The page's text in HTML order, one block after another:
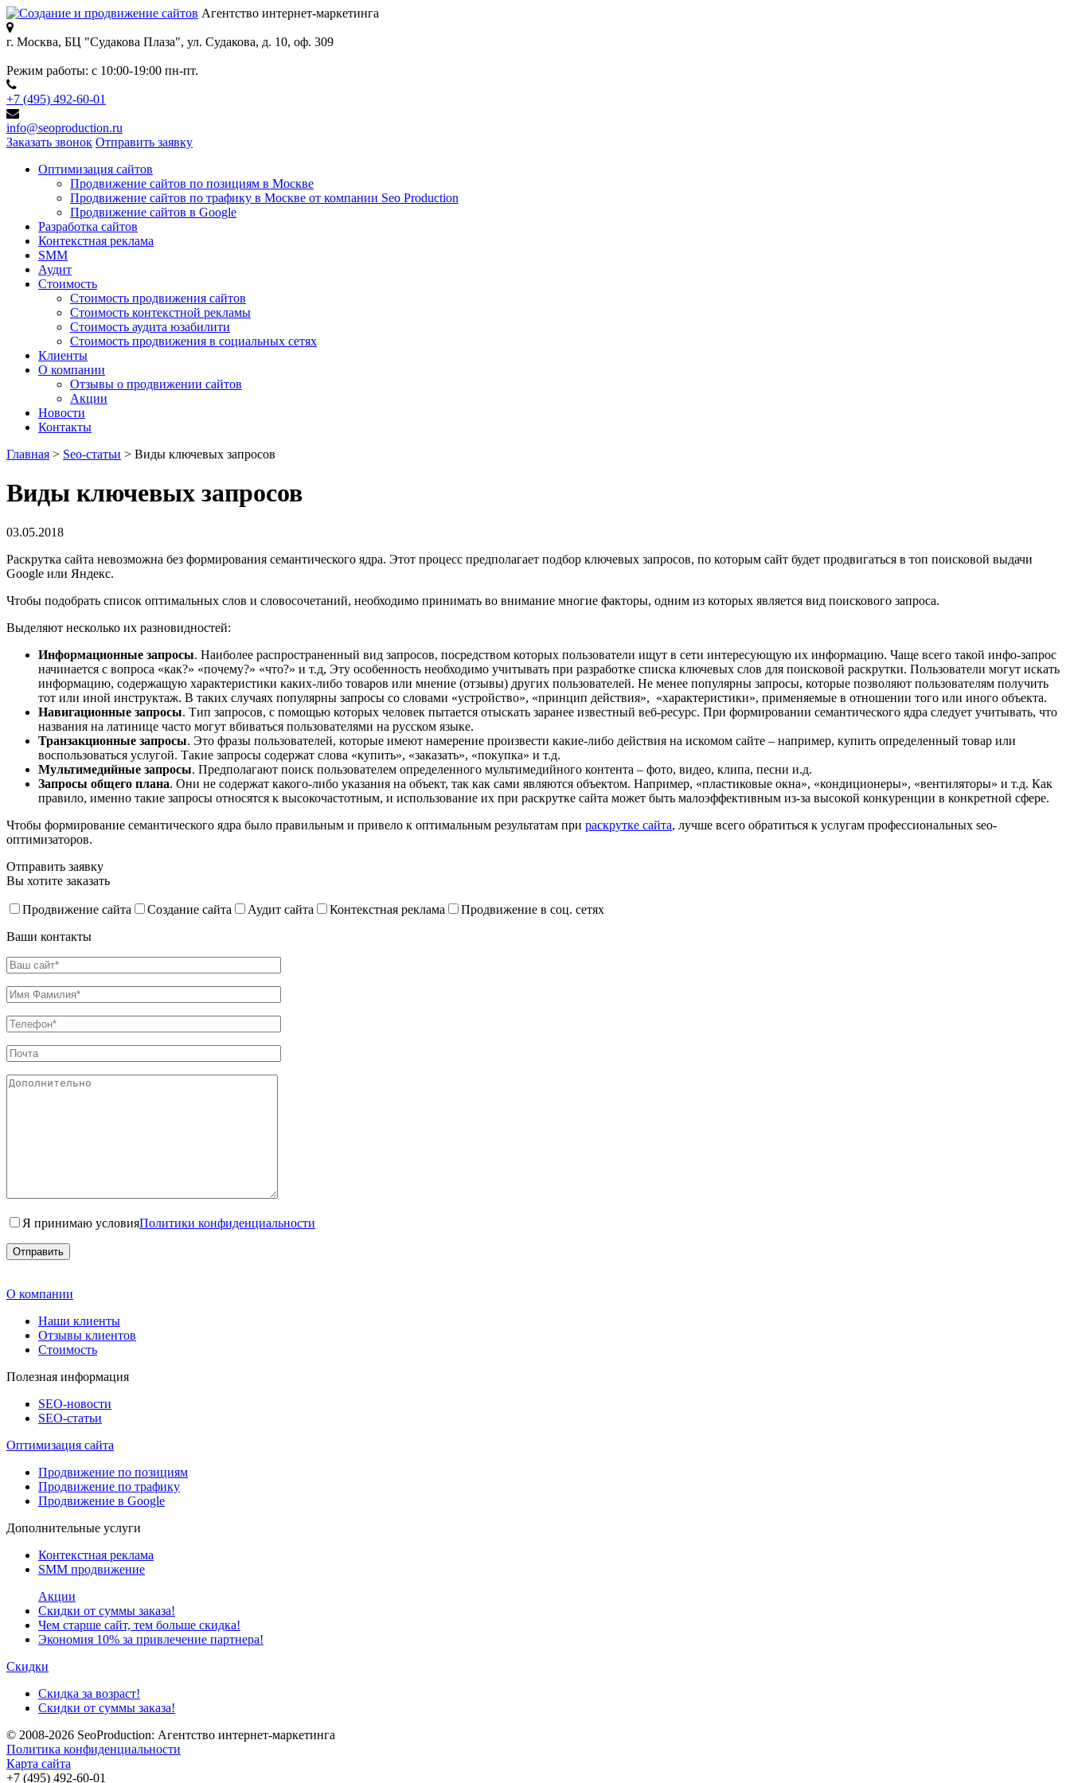
Агентство интернет-маркетинга
г. Москва, БЦ "Судакова Плаза", ул. Судакова, д. 10, оф. 309
Режим работы: с 10:00-19:00 пн-пт.
+7 (495) 492-60-01
info@seoproduction.ru
Заказать звонок Отправить заявку
Оптимизация сайтов
Продвижение сайтов по позициям в Москве
Продвижение сайтов по трафику в Москве от компании Seo Production
Продвижение сайтов в Google
Разработка сайтов
Контекстная реклама
SMM
Аудит
Стоимость
Стоимость продвижения сайтов
Стоимость контекстной рекламы
Стоимость аудита юзабилити
Стоимость продвижения в социальных сетях
Клиенты
О компании
Отзывы о продвижении сайтов
Акции
Новости
Контакты
Главная > Seo-статьи > Виды ключевых запросов
Виды ключевых запросов
03.05.2018
Раскрутка сайта невозможна без формирования семантического ядра. Этот процесс предполагает подбор ключевых запросов, по которым сайт будет продвигаться в топ поисковой выдачи
Google или Яндекс.
Чтобы подобрать список оптимальных слов и словосочетаний, необходимо принимать во внимание многие факторы, одним из которых является вид поискового запроса.
Выделяют несколько их разновидностей:
Информационные запросы. Наиболее распространенный вид запросов, посредством которых пользователи ищут в сети интересующую их информацию. Чаще всего такой инфо-запрос
начинается с вопроса «как?» «почему?» «что?» и т.д, Эту особенность необходимо учитывать при разработке списка ключевых слов для поисковой раскрутки. Пользователи могут искать
информацию, содержащую характеристики каких-либо товаров или мнение (отзывы) других пользователей. Не менее популярны запросы, которые позволяют пользователям получить
тот или иной инструктаж. В таких случаях популярны запросы со словами «устройство», «принцип действия», «характеристики», применяемые в отношении того или иного объекта.
Навигационные запросы. Тип запросов, с помощью которых человек пытается отыскать заранее известный веб-ресурс. При формировании семантического ядра следует учитывать, что
названия на латинице часто могут вбиваться пользователями на русском языке.
Транзакционные запросы. Это фразы пользователей, которые имеют намерение произвести какие-либо действия на искомом сайте – например, купить определенный товар или
воспользоваться услугой. Такие запросы содержат слова «купить», «заказать», «покупка» и т.д.
Мультимедийные запросы. Предполагают поиск пользователем определенного мультимедийного контента – фото, видео, клипа, песни и.д.
Запросы общего плана. Они не содержат какого-либо указания на объект, так как сами являются объектом. Например, «пластиковые окна», «кондиционеры», «вентиляторы» и т.д. Как
правило, именно такие запросы относятся к высокочастотным, и использование их при раскрутке сайта может быть малоэффективным из-за высокой конкуренции в конкретной сфере.
Чтобы формирование семантического ядра было правильным и привело к оптимальным результатам при раскрутке сайта, лучше всего обратиться к услугам профессиональных seo-
оптимизаторов.
Отправить заявку
Вы хотите заказать
Продвижение сайта Создание сайта Аудит сайта Контекстная реклама
Продвижение в соц. сетях
Ваши контакты
Я принимаю условияПолитики конфиденциальности
О компании
Наши клиенты
Отзывы клиентов
Стоимость
Полезная информация
SEO-новости
SEO-cтатьи
Оптимизация сайта
Продвижение по позициям
Продвижение по трафику
Продвижение в Google
Дополнительные услуги
Контекстная реклама
SMM продвижение
Акции
Скидки от суммы заказа!
Чем старше сайт, тем больше скидка!
Экономия 10% за привлечение партнера!
Скидки
Скидка за возраст!
Скидки от суммы заказа!
© 2008-2026 SeoProduction: Агентство интернет-маркетинга
Политика конфиденциальности
Карта сайта
+7 (495) 492-60-01